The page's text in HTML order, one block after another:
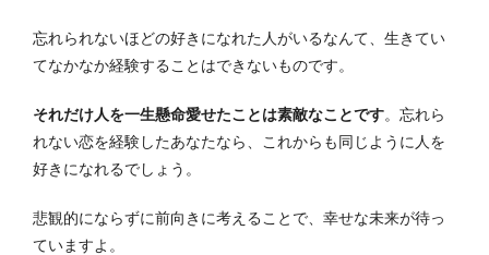
忘れられないほどの好きになれた人がいるなんて、生きてい
てなかなか経験することはできないものです。
それだけ人を一生懸命愛せたことは素敵なことです。 忘れら
れない恋を経験したあなたなら、これからも同じように人を
好きになれるでしょう。
悲観的にならずに前向きに考えることで、幸せな未来が待っ
ていますよ。